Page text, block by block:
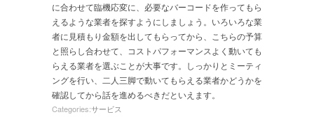
に合わせて臨機応変に、必要なバーコードを作ってもら
えるような業者を探すようにしましょう。いろいろな業
者に見積もり金額を出してもらってから、こちらの予算
と照らし合わせて、コストパフォーマンスよく動いても
らえる業者を選ぶことが大事です。しっかりとミーティ
ングを行い、二人三脚で動いてもらえる業者かどうかを
確認してから話を進めるべきだといえます。
Categories:サービス